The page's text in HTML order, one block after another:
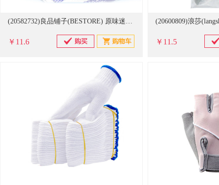
(20582732)良品铺子(BESTORE) 原味迷你深海鱼肠 108g 休闲食品(单位：袋)
￥11.6 ￥11.5